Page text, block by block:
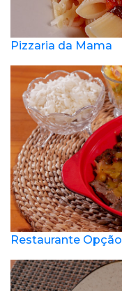
Pizzaria da Mama
Restaurante Opção